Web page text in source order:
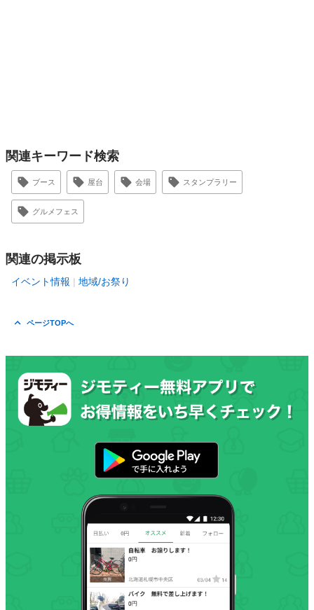
関連キーワード検索
ブース 屋台 会場 スタンプラリー
グルメフェス
関連の掲示板
イベント情報 地域/お祭り
ページTOPへ